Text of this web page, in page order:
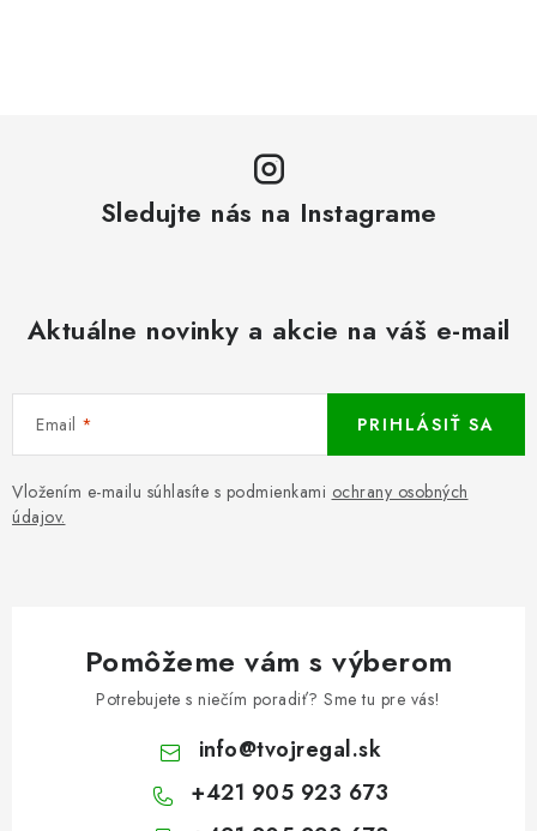
Sledujte nás na Instagrame
Aktuálne novinky a akcie na váš e-mail
Email
Vložením e-mailu súhlasíte s podmienkami ochrany osobných
údajov.
PRIHLÁSIŤ SA
Pomôžeme vám s výberom
Potrebujete s niečím poradiť? Sme tu pre vás!
info@tvojregal.sk
+421 905 923 673